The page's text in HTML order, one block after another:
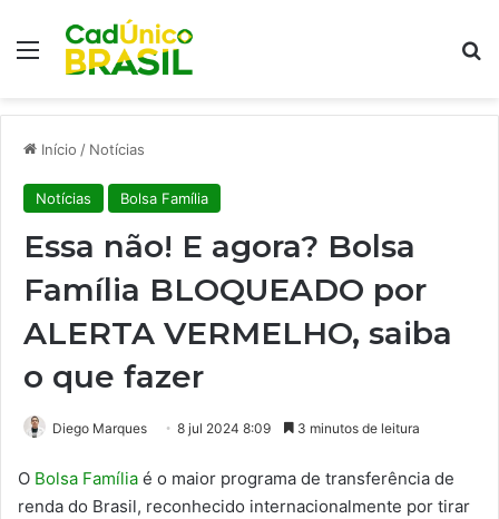
Menu
Início / Notícias
Notícias Bolsa Família
Essa não! E agora? Bolsa
Família BLOQUEADO por
ALERTA VERMELHO, saiba
o que fazer
Diego Marques 8 jul 2024 8:09 3 minutos de leitura
O Bolsa Família é o maior programa de transferência de
renda do Brasil, reconhecido internacionalmente por tirar